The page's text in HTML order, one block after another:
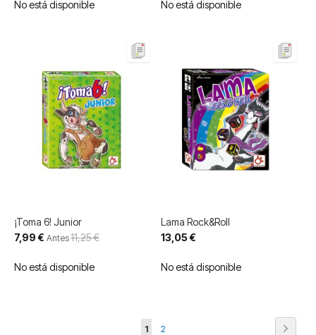
No está disponible No está disponible
¡Toma 6! Junior
Precio
especial
7,99 € Antes11,25 €
No está disponible
Lama Rock&Roll
13,05 €
No está disponible
Página
Actualmente
1 Página
2